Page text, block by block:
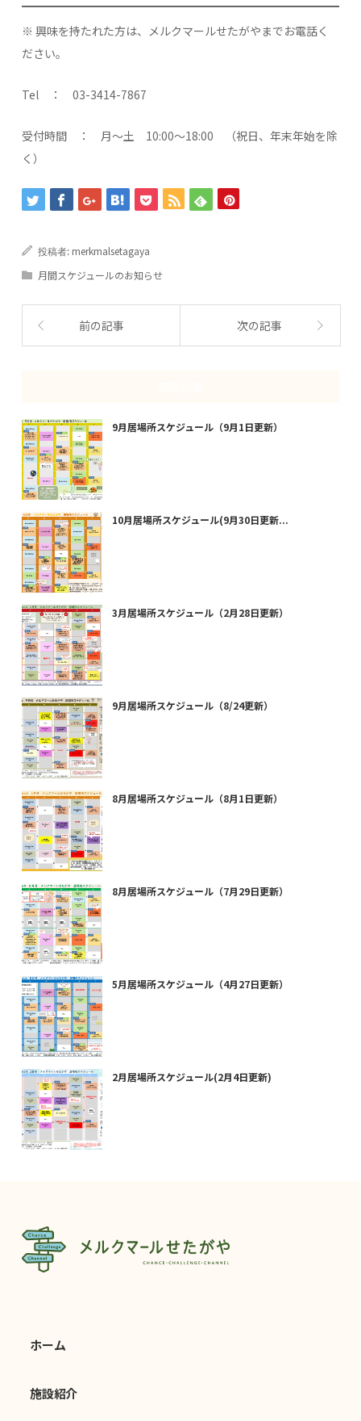
※ 興味を持たれた方は、メルクマールせたがやまでお電話く
ださい。
Tel ： 03-3414-7867
受付時間 ： 月～土 10:00～18:00 （祝日、年末年始を除
く）
投稿者: merkmalsetagaya
月間スケジュールのお知らせ
前の記事 次の記事
9月居場所スケジュール（9月1日更新）
10月居場所スケジュール(9月30日更新...
3月居場所スケジュール（2月28日更新）
9月居場所スケジュール（8/24更新）
8月居場所スケジュール（8月1日更新）
8月居場所スケジュール（7月29日更新）
5月居場所スケジュール（4月27日更新）
2月居場所スケジュール(2月4日更新)
ホーム
施設紹介